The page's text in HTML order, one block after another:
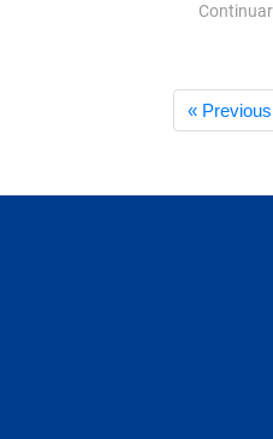
« Previous